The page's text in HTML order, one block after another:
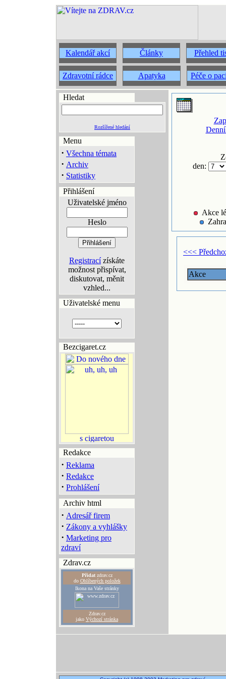
Kalendář akcí Články Přehled
Zdravotní rádce Apatyka Péče o
Hledat
Rozšířené hledání
Menu
· Všechna témata
· Archiv
· Statistiky
Přihlášení
Uživatelské jméno
Heslo
Registracízískáte
možnost přispívat,
diskutovat, měnit
vzhled...
Uživatelské menu
Bezcigaret.cz
Redakce
· Reklama
· Redakce
· Prohlášení
Archiv html
· Adresář firem
· Zákony a vyhlášky
· Marketing pro
zdraví
Zdrav.cz
Přidatzdrav.cz
do Oblíbených položek
Ikona na Vaše stránky
Zdrav.cz
jako Výchozí stránka
den:
Akce
<<<
Akce